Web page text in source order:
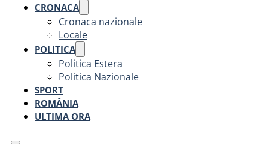
CRONACA
Cronaca nazionale
Locale
POLITICA
Politica Estera
Politica Nazionale
SPORT
ROMÂNIA
ULTIMA ORA